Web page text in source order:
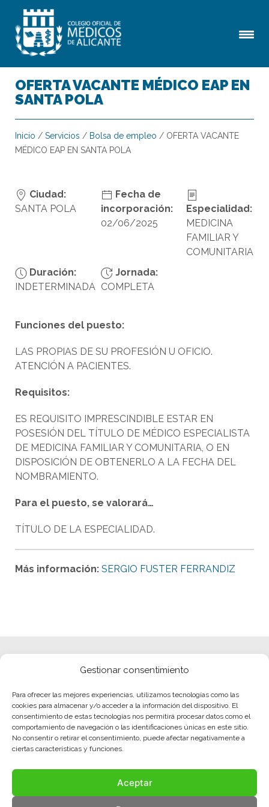
Gestionar consentimiento
Para ofrecer las mejores experiencias, utilizamos tecnologías como las
cookies para almacenar y/o acceder a la información del dispositivo. El
consentimiento de estas tecnologías nos permitirá procesar datos como el
comportamiento de navegación o las identificaciones únicas en este sitio.
No consentir o retirar el consentimiento, puede afectar negativamente a
ciertas características y funciones.
Aceptar
OFERTA VACANTE MÉDICO EAP EN
SANTA POLA
Inicio / Servicios / Bolsa de empleo / OFERTA VACANTE
MÉDICO EAP EN SANTA POLA
Ciudad:
SANTA POLA
Fecha de
incorporación:
02/06/2025
Especialidad:
MEDICINA
FAMILIAR Y
COMUNITARIA
Duración:
INDETERMINADA
Jornada:
COMPLETA
Funciones del puesto:
LAS PROPIAS DE SU PROFESIÓN U OFICIO.
ATENCIÓN A PACIENTES.
Requisitos:
ES REQUISITO IMPRESCINDIBLE ESTAR EN
POSESIÓN DEL TÍTULO DE MÉDICO ESPECIALISTA
DE MEDICINA FAMILIAR Y COMUNITARIA, O EN
DISPOSICIÓN DE OBTENERLO A LA FECHA DEL
NOMBRAMIENTO.
Para el puesto, se valorará…
TÍTULO DE LA ESPECIALIDAD.
Más información: SERGIO FUSTER FERRANDIZ